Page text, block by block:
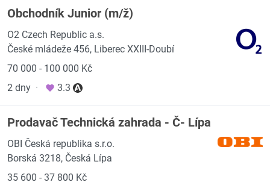
Obchodník Junior (m/ž)
O2 Czech Republic a.s.
České mládeže 456, Liberec XXIII-Doubí
70 000 - 100 000 Kč
2 dny · 3.3
Prodavač Technická zahrada - Č- Lípa
OBI Česká republika s.r.o.
Borská 3218, Česká Lípa
35 600 - 37 800 Kč